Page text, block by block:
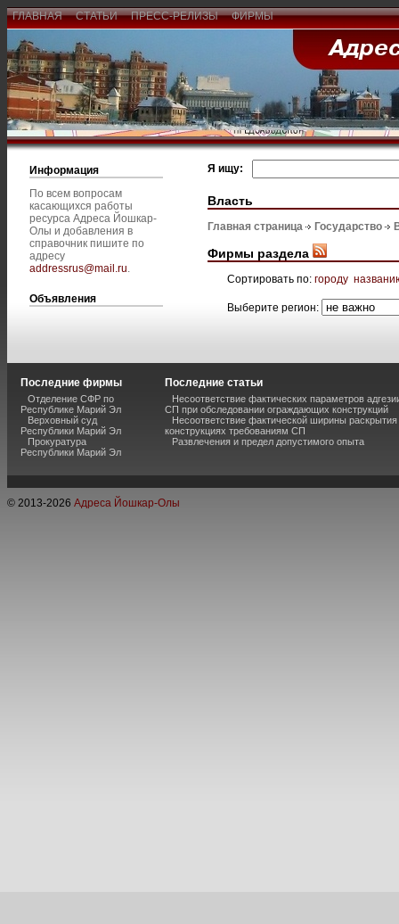
ГЛАВНАЯ СТАТЬИ ПРЕСС-РЕЛИЗЫ ФИРМЫ
Информация
По всем вопросам
касающихся работы
ресурса Адреса Йошкар-
Олы и добавления в
справочник пишите по
адресу
addressrus@mail.ru.
Объявления
Я ищу:
Власть
Главная страница Государство
Фирмы раздела
Сортировать по: городу
Выберите регион:
Последние фирмы
Отделение СФР по
Республике Марий Эл
Верховный суд
Республики Марий Эл
Прокуратура
Республики Марий Эл
Последние статьи
Несоответствие фактических параметров
СП при обследовании ограждающих конструкций
Несоответствие фактической ширины
конструкциях требованиям СП
Развлечения и предел допустимого опыта
© 2013-2026 Адреса Йошкар-Олы